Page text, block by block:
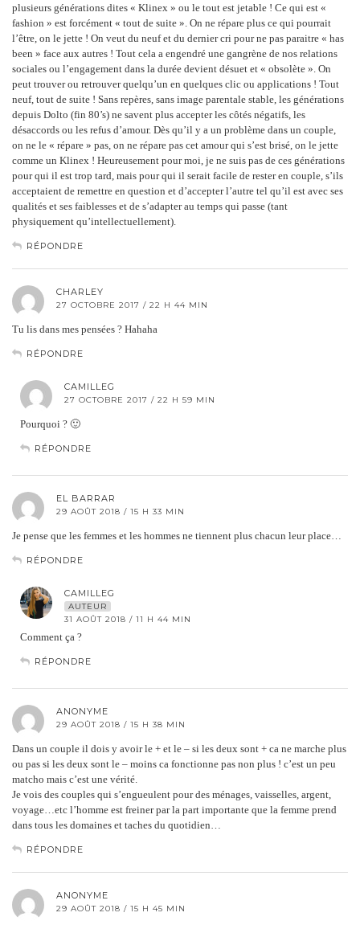
plusieurs générations dites « Klinex » ou le tout est jetable ! Ce qui est «
fashion » est forcément « tout de suite ». On ne répare plus ce qui pourrait
l’être, on le jette ! On veut du neuf et du dernier cri pour ne pas paraitre « has
been » face aux autres ! Tout cela a engendré une gangrène de nos relations
sociales ou l’engagement dans la durée devient désuet et « obsolète ». On
peut trouver ou retrouver quelqu’un en quelques clic ou applications ! Tout
neuf, tout de suite ! Sans repères, sans image parentale stable, les générations
depuis Dolto (fin 80’s) ne savent plus accepter les côtés négatifs, les
désaccords ou les refus d’amour. Dès qu’il y a un problème dans un couple,
on ne le « répare » pas, on ne répare pas cet amour qui s’est brisé, on le jette
comme un Klinex ! Heureusement pour moi, je ne suis pas de ces générations
pour qui il est trop tard, mais pour qui il serait facile de rester en couple, s’ils
acceptaient de remettre en question et d’accepter l’autre tel qu’il est avec ses
qualités et ses faiblesses et de s’adapter au temps qui passe (tant
physiquement qu’intellectuellement).
RÉPONDRE
CHARLEY
27 OCTOBRE 2017 / 22 H 44 MIN
Tu lis dans mes pensées ? Hahaha
RÉPONDRE
CAMILLEG
27 OCTOBRE 2017 / 22 H 59 MIN
Pourquoi ? 🙂
RÉPONDRE
EL BARRAR
29 AOÛT 2018 / 15 H 33 MIN
Je pense que les femmes et les hommes ne tiennent plus chacun leur place…
RÉPONDRE
CAMILLEG
AUTEUR
31 AOÛT 2018 / 11 H 44 MIN
Comment ça ?
RÉPONDRE
ANONYME
29 AOÛT 2018 / 15 H 38 MIN
Dans un couple il dois y avoir le + et le – si les deux sont + ca ne marche plus
ou pas si les deux sont le – moins ca fonctionne pas non plus ! c’est un peu
matcho mais c’est une vérité.
Je vois des couples qui s’engueulent pour des ménages, vaisselles, argent,
voyage…etc l’homme est freiner par la part importante que la femme prend
dans tous les domaines et taches du quotidien…
RÉPONDRE
ANONYME
29 AOÛT 2018 / 15 H 45 MIN